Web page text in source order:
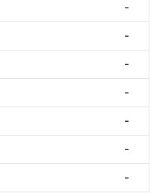
-
-
-
-
-
-
-